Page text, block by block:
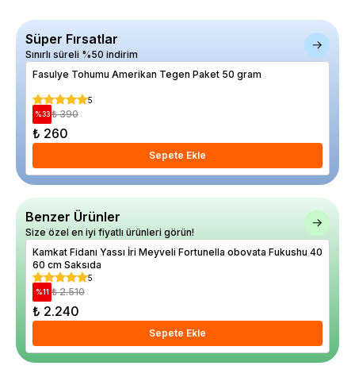
Süper Fırsatlar
Sınırlı süreli %50 indirim
Fasulye Tohumu Amerikan Tegen Paket 50 gram
5
%33 ₺ 390
₺ 260
Sepete Ekle
Benzer Ürünler
Size özel en iyi fiyatlı ürünleri görün!
Kamkat Fidanı Yassı İri Meyveli Fortunella obovata Fukushu 40
60 cm Saksıda
5
%11 ₺ 2.510
₺ 2.240
Sepete Ekle